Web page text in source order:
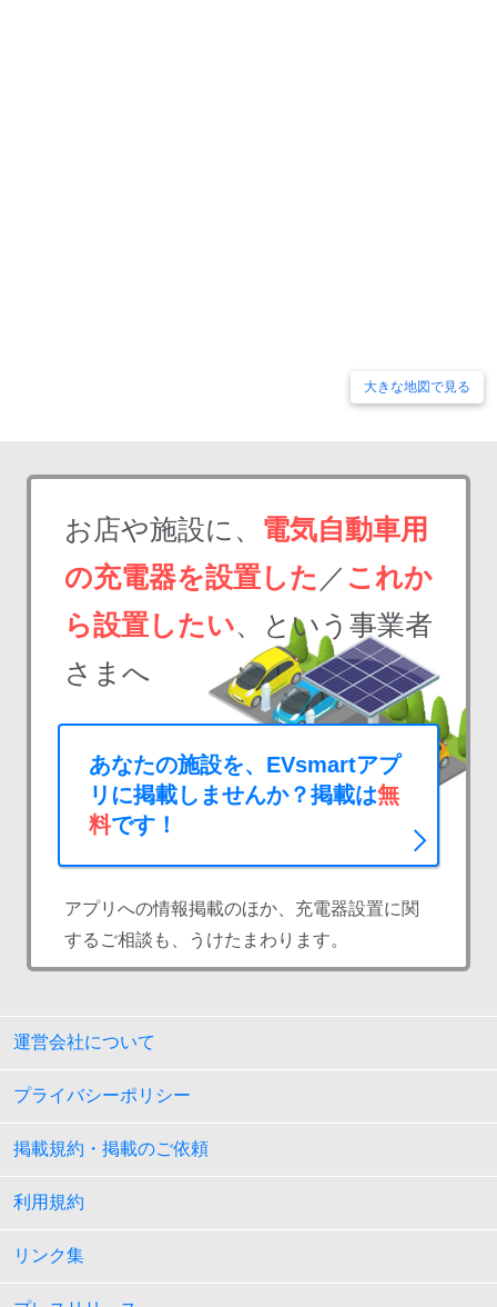
大きな地図で見る
お店や施設に、 電気自動車用
の充電器を設置した ／ これか
ら設置したい、という事業者
さまへ
あなたの施設を、EVsmartアプ
リに掲載しませんか？掲載は無
料です！
アプリへの情報掲載のほか、充電器設置に関
するご相談も、うけたまわります。
運営会社について
プライバシーポリシー
掲載規約・掲載のご依頼
利用規約
リンク集